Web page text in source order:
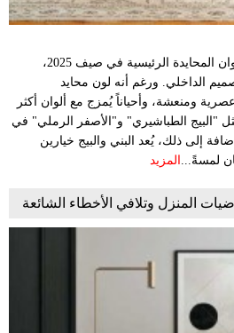
يُعد اللون البيج رائجاً كأحد الألوان المحايدة الرئيسية في صيف 2025،
الداخلي. ورغم أنه لون محايد
ومنعشة، وأحياناً يُمزج مع ألوان أكثر
"البيج الطباشيري" و"الأصفر الرملي" في
إلى ذلك، يُعد البني والبيج خيارين
لمسةً... المزيد
المنزل وتلافي الأخطاء الشائعة